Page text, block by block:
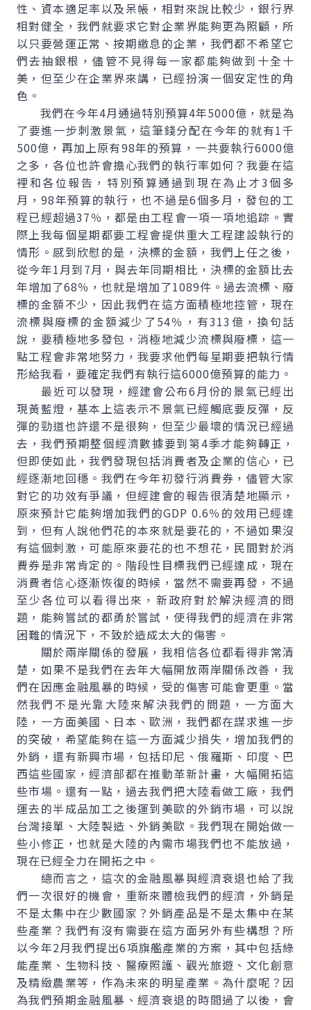
性、資本適足率以及呆帳，相對來說比較少，銀行界
相對健全，我們就要求它對企業界能夠更為照顧，所
以只要營運正常、按期繳息的企業，我們都不希望它
們去抽銀根，儘管不見得每一家都能夠做到十全十
美，但至少在企業界來講，已經扮演一個安定性的角
色。
我們在今年4月通過特別預算4年5000億，就是為
了要進一步刺激景氣，這筆錢分配在今年的就有1千
500億，再加上原有98年的預算，一共要執行6000億
之多，各位也許會擔心我們的執行率如何？我要在這
裡和各位報告，特別預算通過到現在為止才3個多
月，98年預算的執行，也不過是6個多月，發包的工
程已經超過37％，都是由工程會一項一項地追踪。實
際上我每個星期都要工程會提供重大工程建設執行的
情形。感到欣慰的是，決標的金額，我們上任之後，
從今年1月到7月，與去年同期相比，決標的金額比去
年增加了68％，也就是增加了1089件。過去流標、廢
標的金額不少，因此我們在這方面積極地控管，現在
流標與廢標的金額減少了54％，有313億，換句話
說，要積極地多發包，消極地減少流標與廢標，這一
點工程會非常地努力，我要求他們每星期要把執行情
形給我看，要確定我們有執行這6000億預算的能力。
最近可以發現，經建會公布6月份的景氣已經出
現黃藍燈，基本上這表示不景氣已經觸底要反彈，反
彈的勁道也許還不是很夠，但至少最壞的情況已經過
去，我們預期整個經濟數據要到第4季才能夠轉正，
但即使如此，我們發現包括消費者及企業的信心，已
經逐漸地回穩。我們在今年初發行消費券，儘管大家
對它的功效有爭議，但經建會的報告很清楚地顯示，
原來預計它能夠增加我們的GDP 0.6％的效用已經達
到，但有人說他們花的本來就是要花的，不過如果沒
有這個刺激，可能原來要花的也不想花，民間對於消
費券是非常肯定的。階段性目標我們已經達成，現在
消費者信心逐漸恢復的時候，當然不需要再發，不過
至少各位可以看得出來，新政府對於解決經濟的問
題，能夠嘗試的都勇於嘗試，使得我們的經濟在非常
困難的情況下，不致於造成太大的傷害。
關於兩岸關係的發展，我相信各位都看得非常清
楚，如果不是我們在去年大幅開放兩岸關係改善，我
們在因應金融風暴的時候，受的傷害可能會更重。當
然我們不是光靠大陸來解決我們的問題，一方面大
陸，一方面美國、日本、歐洲，我們都在謀求進一步
的突破，希望能夠在這一方面減少損失，增加我們的
外銷，還有新興市場，包括印尼、俄羅斯、印度、巴
西這些國家，經濟部都在推動革新計畫，大幅開拓這
些市場。還有一點，過去我們把大陸看做工廠，我們
運去的半成品加工之後運到美歐的外銷市場，可以說
台灣接單、大陸製造、外銷美歐。我們現在開始做一
些小修正，也就是大陸的內需市場我們也不能放過，
現在已經全力在開拓之中。
總而言之，這次的金融風暴與經濟衰退也給了我
們一次很好的機會，重新來體檢我們的經濟，外銷是
不是太集中在少數國家？外銷產品是不是太集中在某
些產業？我們有沒有需要在這方面另外有些構想？所
以今年2月我們提出6項旗艦產業的方案，其中包括綠
能產業、生物科技、醫療照護、觀光旅遊、文化創意
及精緻農業等，作為未來的明星產業。為什麼呢？因
為我們預期金融風暴、經濟衰退的時間過了以後，會